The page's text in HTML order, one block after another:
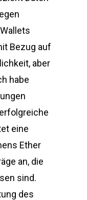
Bezug auf
aber
habe
eine
Ether
an, die
sind.
des